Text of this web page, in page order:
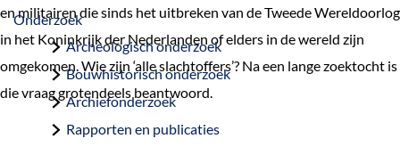
e
Onderzoek
Archeologisch onderzoek
Bouwhistorisch onderzoek
Archiefonderzoek
Rapporten en publicaties
en militairen die sinds het uitbreken van de Tweede Wereldoorlog
in het Koninkrijk der Nederlanden of elders in de wereld zijn
omgekomen. Wie zijn ‘alle slachtoffers’? Na een lange zoektocht is
die vraag grotendeels beantwoord.